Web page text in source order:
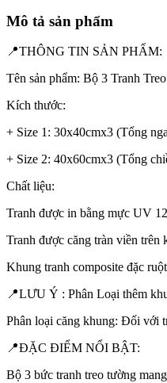
Mô tả sản phẩm
📍THÔNG TIN SẢN PHẨM:
Tên sản phẩm: Bộ 3 Tranh
Kích thước:
+ Size 1: 30x40cmx3 (Tổng
+ Size 2: 40x60cmx3 (Tổng
Chất liệu:
Tranh được in bằng mực UV
Tranh được căng tràn viền
Khung tranh composite đặc
📍LƯU Ý : Phân Loại thêm
Phân loại căng khung: Đối với
📍ĐẶC ĐIỂM NỔI BẬT:
Bộ 3 bức tranh treo tường